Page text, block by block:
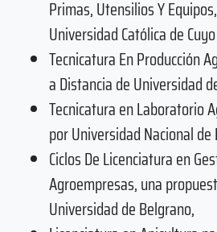
Primas, Utensilios Y
Universidad Católica de Cuyo
Tecnicatura En Producción
a Distancia de Universidad
Tecnicatura en Laboratorio
por Universidad Nacional de
Ciclos De Licenciatura en
Agroempresas, una
Universidad de Belgrano,